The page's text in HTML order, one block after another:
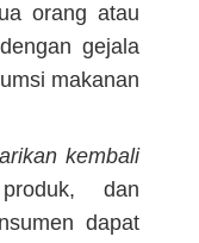
orang atau
gejala
makanan
kembali
dan
dapat